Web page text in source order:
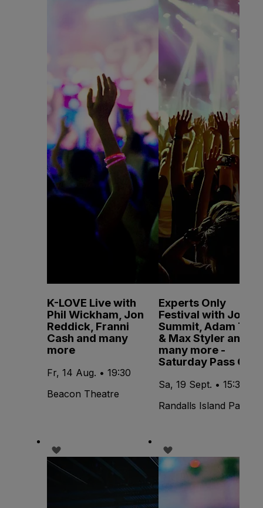
K-LOVE Live with
Phil Wickham, Jon
Reddick, Franni
Cash and many
more
Fr, 14 Aug. • 19:30
Beacon Theatre
Experts Only
Festival with John
Summit, Adam Ten
& Max Styler and
many more -
Saturday Pass Only
Sa, 19 Sept. • 15:30
Randalls Island Park